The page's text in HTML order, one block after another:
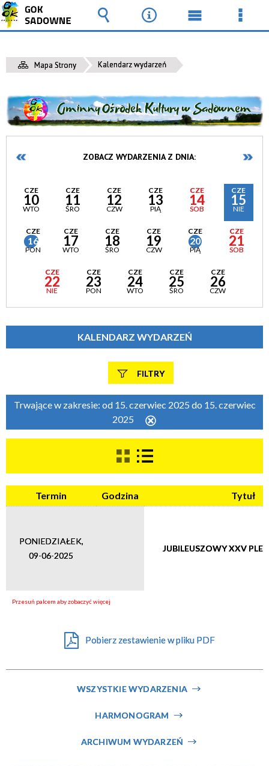
Mapa Strony Kalendarz wydarzeń
ZOBACZ WYDARZENIA Z DNIA:
CZE
10
WTO
CZE
11
ŚRO
CZE
12
CZW
CZE
13
PIĄ
CZE
14
SOB
CZE
15
NIE
CZE
16
PON
CZE
17
WTO
CZE
18
ŚRO
CZE
19
CZW
CZE
20
PIĄ
CZE
21
SOB
CZE
22
NIE
CZE
23
PON
CZE
24
WTO
CZE
25
ŚRO
CZE
26
CZW
KALENDARZ WYDARZEŃ
FILTRY
Szukana fraza
Trwające w zakresie
Miejsce
Organizator
Trwające w zakresie: od 15. czerwiec 2025 do 15. czerwiec
2025
ten
filtr
Termin Godzina Tytuł
PONIEDZIAŁEK,
09-06-2025
JUBILEUSZOWY XXV
Pobierz zestawienie w pliku PDF
WSZYSTKIE WYDARZENIA
HARMONOGRAM
ARCHIWUM WYDARZEŃ
Wyszukiwarka
Narzędzia
Menu